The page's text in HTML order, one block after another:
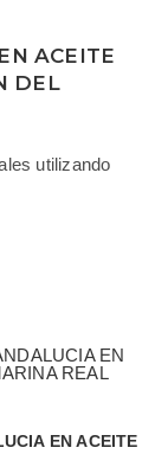
ACEITE
DEL
utilizando
EN ACEITE